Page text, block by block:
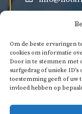
Om de beste ervaringen
cookies om informatie
Door in te stemmen met
surfgedrag of unieke ID's
toestemming geeft of uw
invloed hebben op
Over ons
Algemene